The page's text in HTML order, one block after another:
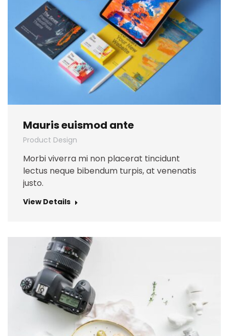
Mauris euismod ante
Product Design
Morbi viverra mi non placerat tincidunt
lectus neque bibendum turpis, at venenatis
justo.
View Details